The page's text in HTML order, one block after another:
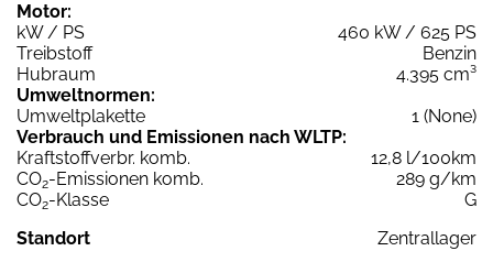
Motor:
kW / PS
460 kW / 625 PS
Treibstoff
Benzin
Hubraum
4.395 cm³
Umweltnormen:
Umweltplakette
1 (None)
Verbrauch und Emissionen nach WLTP:
Kraftstoffverbr. komb.
12,8 l/100km
CO2-Emissionen komb.
289 g/km
CO2-Klasse
G
Standort
Zentrallager